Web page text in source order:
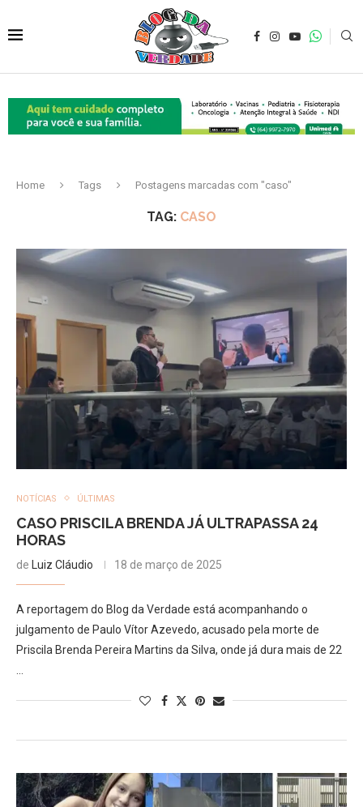
Home Tags Postagens marcadas com "caso"
TAG: CASO
NOTÍCIAS ÚLTIMAS
CASO PRISCILA BRENDA JÁ ULTRAPASSA 24
HORAS
de Luiz Cláudio 18 de março de 2025
A reportagem do Blog da Verdade está acompanhando o
julgamento de Paulo Vítor Azevedo, acusado pela morte de
Priscila Brenda Pereira Martins da Silva, onde já dura mais de 22